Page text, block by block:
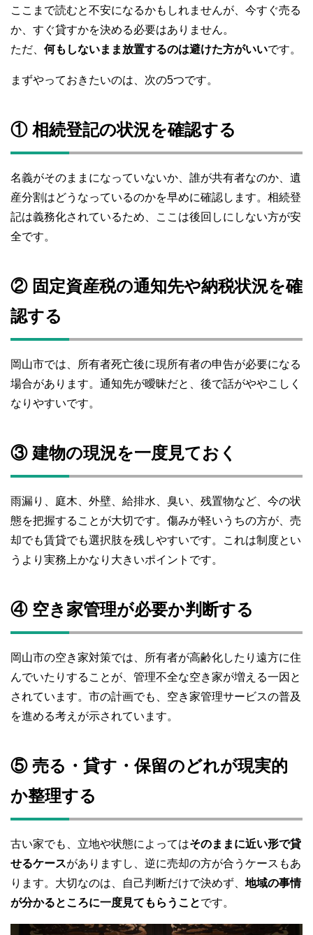
ここまで読むと不安になるかもしれませんが、今すぐ売る
か、すぐ貸すかを決める必要はありません。
ただ、 何もしないまま放置するのは避けた方がいいです。
まずやっておきたいのは、次の5つです。
① 相続登記の状況を確認する
名義がそのままになっていないか、誰が共有者なのか、遺
産分割はどうなっているのかを早めに確認します。相続登
記は義務化されているため、ここは後回しにしない方が安
全です。
② 固定資産税の通知先や納税状況を確
認する
岡山市では、所有者死亡後に現所有者の申告が必要になる
場合があります。通知先が曖昧だと、後で話がややこしく
なりやすいです。
③ 建物の現況を一度見ておく
雨漏り、庭木、外壁、給排水、臭い、残置物など、今の状
態を把握することが大切です。傷みが軽いうちの方が、売
却でも賃貸でも選択肢を残しやすいです。これは制度とい
うより実務上かなり大きいポイントです。
④ 空き家管理が必要か判断する
岡山市の空き家対策では、所有者が高齢化したり遠方に住
んでいたりすることが、管理不全な空き家が増える一因と
されています。市の計画でも、空き家管理サービスの普及
を進める考えが示されています。
⑤ 売る・貸す・保留のどれが現実的
か整理する
古い家でも、立地や状態によってはそのままに近い形で貸
せるケースがありますし、逆に売却の方が合うケースもあ
ります。大切なのは、自己判断だけで決めず、 地域の事情
が分かるところに一度見てもらうことです。